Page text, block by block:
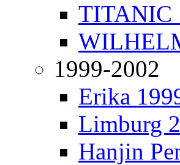
TITANIC
1999-2002
Erika
Limburg
Hanjin